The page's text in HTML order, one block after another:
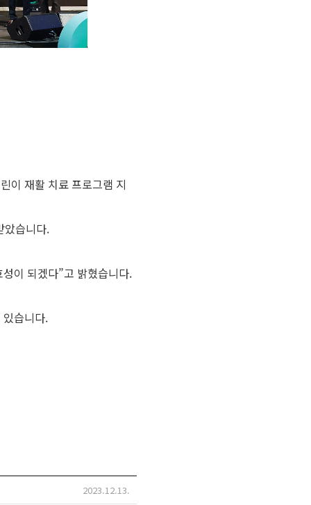
이 재활 치료 프로그램 지
았습니다.
이 되겠다”고 밝혔습니다.
습니다.
2023.12.13